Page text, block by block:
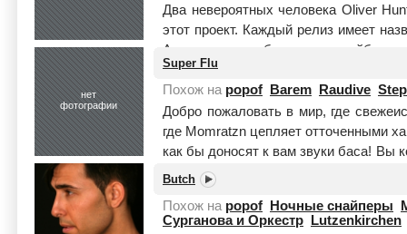
Два невероятных человека Oliver
этот проект. Каждый релиз имеет
А еще сразу же был создан лейбл с
нет
фотографии
Super Flu
Похож на popof Barem Raudive
Добро пожаловать в мир, где
где Momratzn цепляет отточенными
как бы доносят к вам звуки баса! Вы
Читать целиком
Butch
Похож на popof Ночные снайперы
Сурганова и Оркестр
Lutzenkirchen